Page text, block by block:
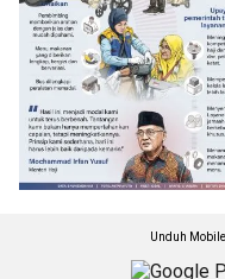
Unduh